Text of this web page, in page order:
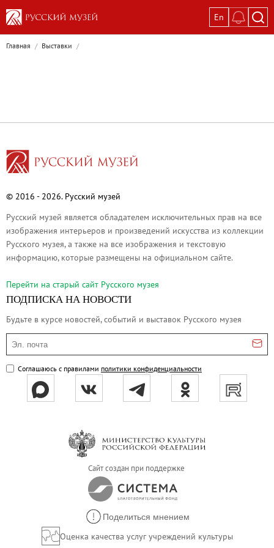
En
Выставки
Окрестности Санкт-Петербурга в
Памяти Киры Владимировны
Постоянные экспозиции
Русское искусство первой половины
Древнерусское искусство ХII—XVII
Русское искусство XVIII века
Русское искусство второй половины
Русское народное искусство XVII-XXI
Будущие выставки
Выездные выставки
Садко
Михаил Нестеров
Архив выставок
Эпоха Императора Александра III и её
Архип Куинджи. Иллюзия света
Русская традиция
Наш авангард
Фёдор Васильев. К 175-летию со дня
Посетителям
Справочная информация
Главная / Выставки /
© 2016 - 2026. Русский музей
Русский музей является обладателем исключительных прав на все
изображения интерьеров и произведений искусства из коллекции
Русского музея, а также на все изображения и текстовую
информацию, которые размещены на официальном сайте.
Перейти на cтарый сайт Русского музея
ПОДПИСКА НА НОВОСТИ
Будьте в курсе новостей, событий и выставок Русского музея
Эл. почта
Соглашаюсь с правилами политики конфиденциальности
Сайт создан при поддержке
Поделиться мнением
Оценка качества услуг учреждений культуры